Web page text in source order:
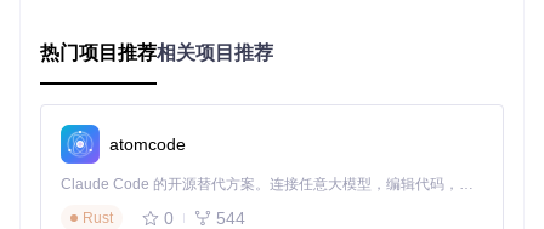
图1：PptxGenJS生成的演示文稿可实现类似地铁线路图的复
杂数据关系可视化，所有元素均通过代码精确控制
方案小结：PptxGenJS通过"代码即演示"的理念，将演示文
稿生成从手动操作转变为可编程流程，彻底重构了演示内
容的创建方式。
核心价值：四大差异化优势与场景案例 🌟
热门项目推荐相关项目推荐
atomcode
Claude Code 的开源替代方案。连接任意大模型，编辑代码，运行命令，自动验证 — 全自动执行。用 Rust 构建，极致性能。 ｜ An open-source alternative to Claude Code. Connect any LLM, edit code, run commands, and verify changes — autonomously. Built in Rust for speed. Get Started
Rust
0 544